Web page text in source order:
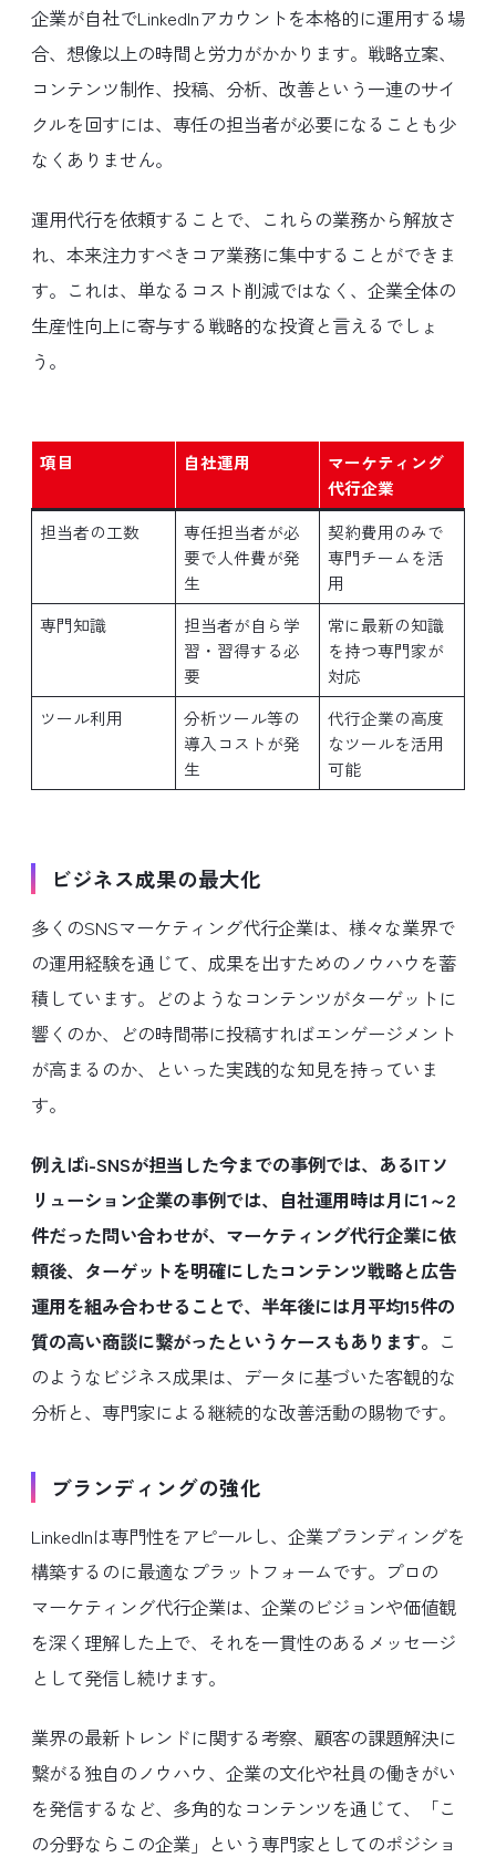
企業が自社でLinkedInアカウントを本格的に運用する場
合、想像以上の時間と労力がかかります。戦略立案、
コンテンツ制作、投稿、分析、改善という一連のサイ
クルを回すには、専任の担当者が必要になることも少
なくありません。
運用代行を依頼することで、これらの業務から解放さ
れ、本来注力すべきコア業務に集中することができま
す。これは、単なるコスト削減ではなく、企業全体の
生産性向上に寄与する戦略的な投資と言えるでしょ
う。
項目 自社運用
マーケティング
代行企業
担当者の工数
専任担当者が必
要で人件費が発
生
契約費用のみで
専門チームを活
用
専門知識
担当者が自ら学
習・習得する必
要
常に最新の知識
を持つ専門家が
対応
ツール利用
分析ツール等の
導入コストが発
生
代行企業の高度
なツールを活用
可能
ビジネス成果の最大化
多くのSNSマーケティング代行企業は、様々な業界で
の運用経験を通じて、成果を出すためのノウハウを蓄
積しています。どのようなコンテンツがターゲットに
響くのか、どの時間帯に投稿すればエンゲージメント
が高まるのか、といった実践的な知見を持っていま
す。
例えばi-SNSが担当した今までの事例では、あるITソ
リューション企業の事例では、自社運用時は月に1～2
件だった問い合わせが、マーケティング代行企業に依
頼後、ターゲットを明確にしたコンテンツ戦略と広告
運用を組み合わせることで、半年後には月平均15件の
質の高い商談に繋がったというケースもあります。 こ
のようなビジネス成果は、データに基づいた客観的な
分析と、専門家による継続的な改善活動の賜物です。
ブランディングの強化
LinkedInは専門性をアピールし、企業ブランディングを
構築するのに最適なプラットフォームです。プロの
マーケティング代行企業は、企業のビジョンや価値観
を深く理解した上で、それを一貫性のあるメッセージ
として発信し続けます。
業界の最新トレンドに関する考察、顧客の課題解決に
繋がる独自のノウハウ、企業の文化や社員の働きがい
を発信するなど、多角的なコンテンツを通じて、「こ
の分野ならこの企業」という専門家としてのポジショ